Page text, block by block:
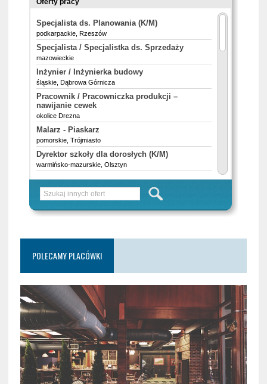
POLECAMY PLACÓWKI